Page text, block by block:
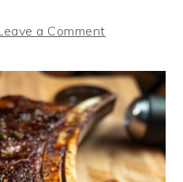
a Comment